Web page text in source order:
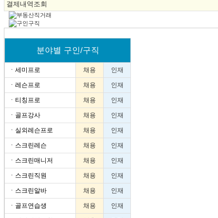
결제내역조회
분야별 구인/구직
ㆍ 세미프로 채용 인재
ㆍ 레슨프로 채용 인재
ㆍ 티칭프로 채용 인재
ㆍ 골프강사 채용 인재
ㆍ 실외레슨프로 채용 인재
ㆍ 스크린레슨 채용 인재
ㆍ 스크린매니저 채용 인재
ㆍ 스크린직원 채용 인재
ㆍ 스크린알바 채용 인재
ㆍ 골프연습생 채용 인재